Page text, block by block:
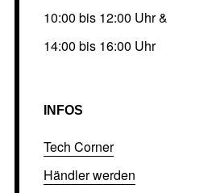
10:00 bis 12:00 Uhr &
14:00 bis 16:00 Uhr
INFOS
Tech Corner
Händler werden